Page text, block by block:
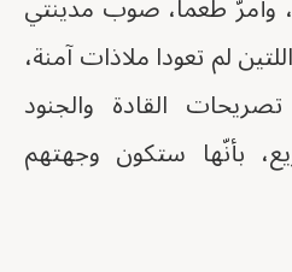
لم تعودا ملاذات آمنة،
القادة والجنود
بأنّها ستكون وجهتهم